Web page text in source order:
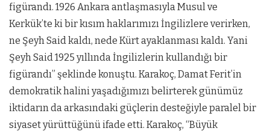
figürandı. 1926 Ankara antlaşmasıyla Musul ve
Kerkük’te ki bir kısım haklarımızı İngilizlere verirken,
ne Şeyh Said kaldı, nede Kürt ayaklanması kaldı. Yani
Şeyh Said 1925 yıllında İngilizlerin kullandığı bir
figürandı” şeklinde konuştu. Karakoç, Damat Ferit’in
demokratik halini yaşadığımızı belirterek günümüz
iktidarın da arkasındaki güçlerin desteğiyle paralel bir
siyaset yürüttüğünü ifade etti. Karakoç, “Büyük